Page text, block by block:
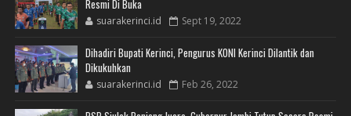
Resmi Di Buka
suarakerinci.id Sept 19, 2022
Dihadiri Bupati Kerinci, Pengurus KONI Kerinci Dilantik dan
Dikukuhkan
suarakerinci.id Feb 26, 2022